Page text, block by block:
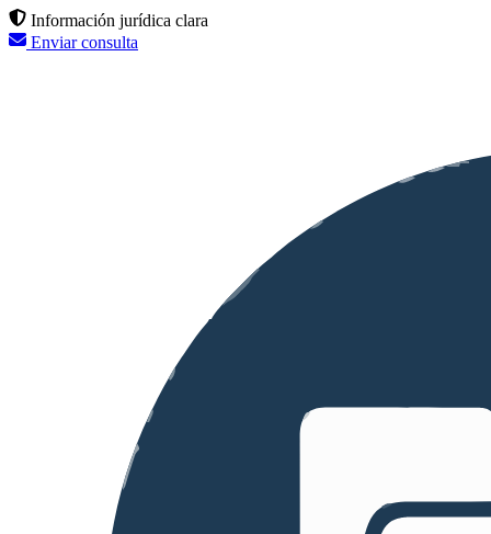
Información jurídica clara
Enviar consulta